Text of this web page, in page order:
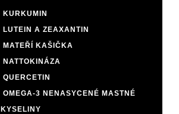
KURKUMIN
LUTEIN A ZEAXANTIN
MATEŘÍ KAŠIČKA
NATTOKINÁZA
QUERCETIN
OMEGA-3 NENASYCENÉ MASTNÉ
KYSELINY